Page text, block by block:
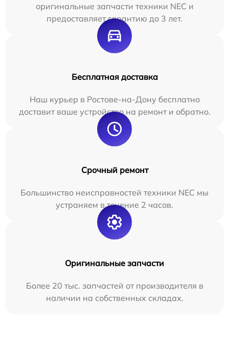
оригинальные запчасти техники NEC и
предоставляет гарантию до 3 лет.
Бесплатная доставка
Наш курьер в Ростове-на-Дону бесплатно
доставит ваше устройство на ремонт и обратно.
Срочный ремонт
Большинство неисправностей техники NEC мы
устраняем в течение 2 часов.
Оригинальные запчасти
Более 20 тыс. запчастей от производителя в
наличии на собственных складах.